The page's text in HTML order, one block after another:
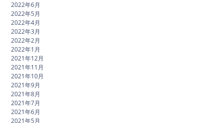
2022年6月
2022年5月
2022年4月
2022年3月
2022年2月
2022年1月
2021年12月
2021年11月
2021年10月
2021年9月
2021年8月
2021年7月
2021年6月
2021年5月